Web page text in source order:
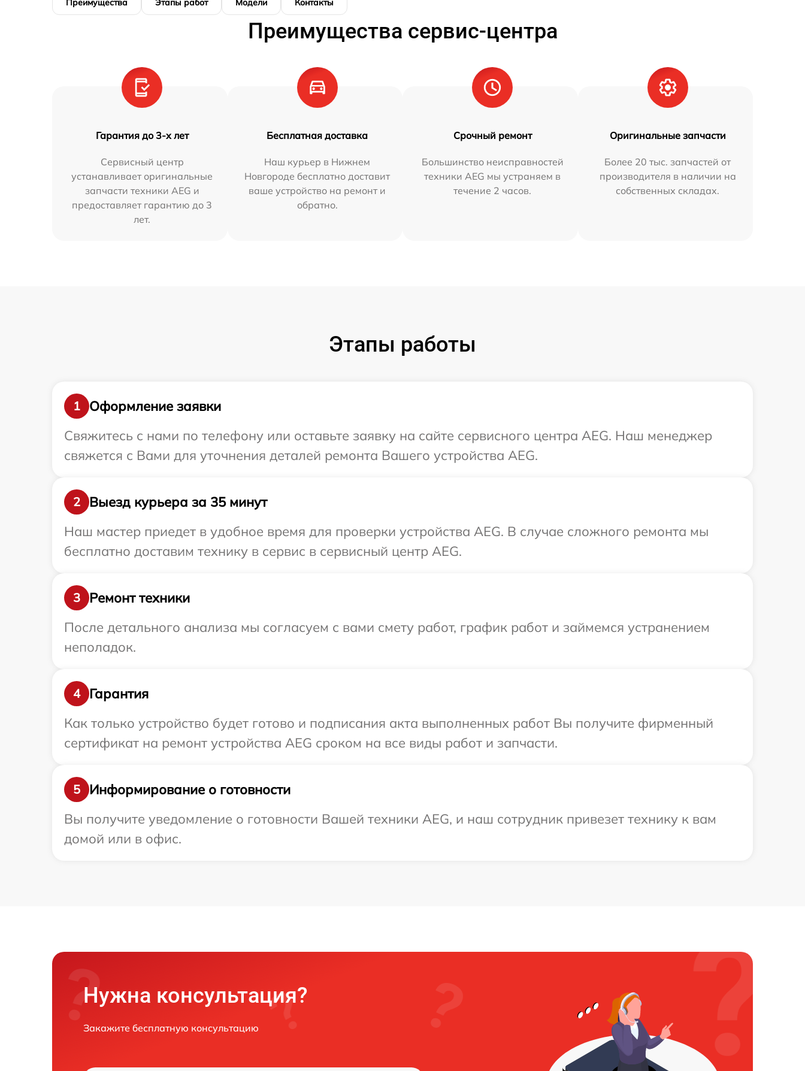
Преимущества Этапы работ Модели Контакты
Преимущества сервис-центра
Гарантия до 3-х лет
Сервисный центр
устанавливает оригинальные
запчасти техники AEG и
предоставляет гарантию до 3
лет.
Бесплатная доставка
Наш курьер в Нижнем
Новгороде бесплатно доставит
ваше устройство на ремонт и
обратно.
Срочный ремонт
Большинство неисправностей
техники AEG мы устраняем в
течение 2 часов.
Оригинальные запчасти
Более 20 тыс. запчастей от
производителя в наличии на
собственных складах.
Этапы работы
1
Оформление заявки
Свяжитесь с нами по телефону или оставьте заявку на сайте сервисного центра AEG. Наш менеджер
свяжется с Вами для уточнения деталей ремонта Вашего устройства AEG.
2
Выезд курьера за 35 минут
Наш мастер приедет в удобное время для проверки устройства AEG. В случае сложного ремонта мы
бесплатно доставим технику в сервис в сервисный центр AEG.
3
Ремонт техники
После детального анализа мы согласуем с вами смету работ, график работ и займемся устранением
неполадок.
4
Гарантия
Как только устройство будет готово и подписания акта выполненных работ Вы получите фирменный
сертификат на ремонт устройства AEG сроком на все виды работ и запчасти.
5
Информирование о готовности
Вы получите уведомление о готовности Вашей техники AEG, и наш сотрудник привезет технику к вам
домой или в офис.
Нужна консультация?
Закажите бесплатную консультацию